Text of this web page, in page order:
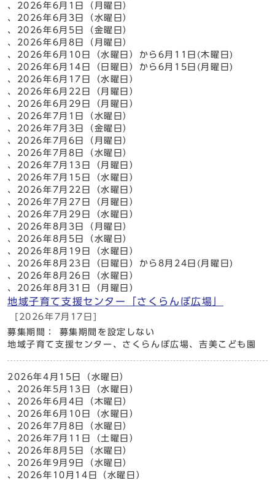
、2026年6月1日（月曜日）
、2026年6月3日（水曜日）
、2026年6月5日（金曜日）
、2026年6月8日（月曜日）
、2026年6月10日（水曜日）から6月11日(木曜日)
、2026年6月14日（日曜日）から6月15日(月曜日)
、2026年6月17日（水曜日）
、2026年6月22日（月曜日）
、2026年6月29日（月曜日）
、2026年7月1日（水曜日）
、2026年7月3日（金曜日）
、2026年7月6日（月曜日）
、2026年7月8日（水曜日）
、2026年7月13日（月曜日）
、2026年7月15日（水曜日）
、2026年7月22日（水曜日）
、2026年7月27日（月曜日）
、2026年7月29日（水曜日）
、2026年8月3日（月曜日）
、2026年8月5日（水曜日）
、2026年8月19日（水曜日）
、2026年8月23日（日曜日）から8月24日(月曜日)
、2026年8月26日（水曜日）
、2026年8月31日（月曜日）
地域子育て支援センター「さくらんぼ広場」
[2026年7月17日]
募集期間： 募集期間を設定しない
地域子育て支援センター、さくらんぼ広場、吉美こども園
2026年4月15日（水曜日）
、2026年5月13日（水曜日）
、2026年6月4日（木曜日）
、2026年6月10日（水曜日）
、2026年7月8日（水曜日）
、2026年7月11日（土曜日）
、2026年8月5日（水曜日）
、2026年9月9日（水曜日）
、2026年10月14日（水曜日）